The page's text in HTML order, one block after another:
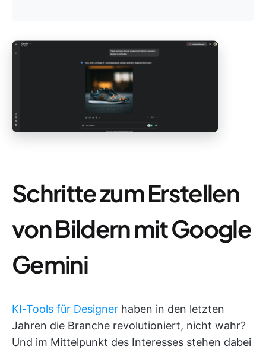
Schritte zum Erstellen
von Bildern mit Google
Gemini
KI-Tools für Designer haben in den letzten
Jahren die Branche revolutioniert, nicht wahr?
Und im Mittelpunkt des Interesses stehen dabei